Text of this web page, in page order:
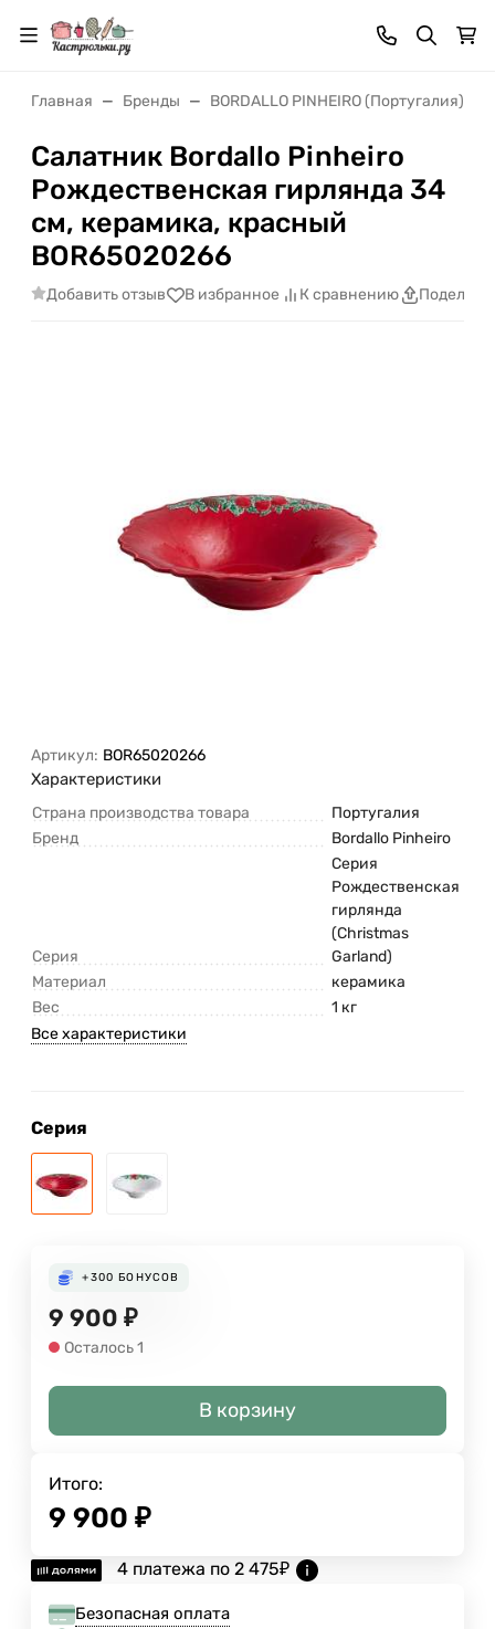
Главная Бренды BORDALLO PINHEIRO (Португалия)
Салатник Bordallo Pinheiro
Рождественская гирлянда 34
см, керамика, красный
BOR65020266
Добавить отзыв В избранное К сравнению
Артикул: BOR65020266
Характеристики
Страна производства товара
Португалия
Бренд
Bordallo Pinheiro
Серия
Серия
Рождественская
гирлянда
(Christmas
Garland)
Материал
керамика
Вес
1 кг
Все характеристики
Серия
+300 БОНУСОВ
9 900 ₽
Осталось 1
В корзину
Итого:
9 900 ₽
4 платежа по 2 475₽
Безопасная оплата